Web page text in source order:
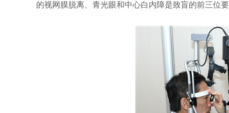
的视网膜脱离、青光眼和中心白内障是致盲的前三位要